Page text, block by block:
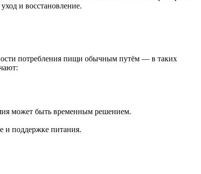
и восстановление.
потребления пищи обычным путём — в таких
может быть временным решением.
и поддержке питания.